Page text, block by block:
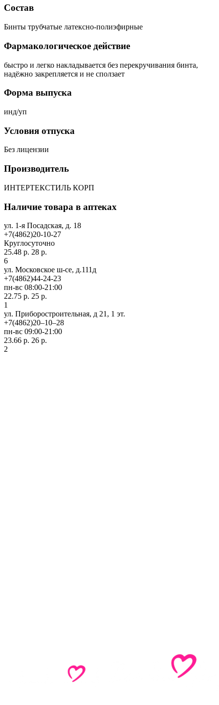
Состав
Бинты трубчатые латексно-полиэфирные
Фармакологическое действие
быстро и легко накладывается без перекручивания бинта,
надёжно закрепляется и не сползает
Форма выпуска
инд/уп
Условия отпуска
Без лицензии
Производитель
ИНТЕРТЕКСТИЛЬ КОРП
Наличие товара в аптеках
ул. 1-я Посадская, д. 18
+7(4862)20-10-27
Круглосуточно
25.48 р. 28 р.
6
ул. Московское ш-се, д.111д
+7(4862)44-24-23
пн-вс 08:00-21:00
22.75 р. 25 р.
1
ул. Приборостроительная, д 21, 1 эт.
+7(4862)20‒10‒28
пн-вс 09:00-21:00
23.66 р. 26 р.
2